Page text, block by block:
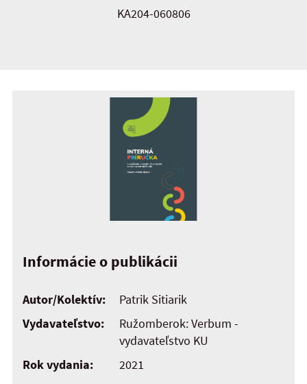
KA204-060806
Informácie o publikácii
Autor/Kolektív:
Patrik Sitiarik
Vydavateľstvo:
Ružomberok: Verbum -
vydavateľstvo KU
Rok vydania:
2021